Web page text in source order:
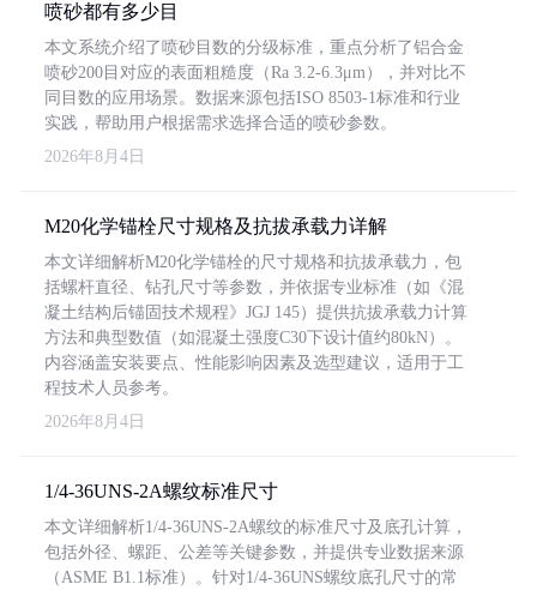
喷砂都有多少目
本文系统介绍了喷砂目数的分级标准，重点分析了铝合金
喷砂200目对应的表面粗糙度（Ra 3.2-6.3μm），并对比不
同目数的应用场景。数据来源包括ISO 8503-1标准和行业
实践，帮助用户根据需求选择合适的喷砂参数。
2026年8月4日
M20化学锚栓尺寸规格及抗拔承载力详解
本文详细解析M20化学锚栓的尺寸规格和抗拔承载力，包
括螺杆直径、钻孔尺寸等参数，并依据专业标准（如《混
凝土结构后锚固技术规程》JGJ 145）提供抗拔承载力计算
方法和典型数值（如混凝土强度C30下设计值约80kN）。
内容涵盖安装要点、性能影响因素及选型建议，适用于工
程技术人员参考。
2026年8月4日
1/4-36UNS-2A螺纹标准尺寸
本文详细解析1/4-36UNS-2A螺纹的标准尺寸及底孔计算，
包括外径、螺距、公差等关键参数，并提供专业数据来源
（ASME B1.1标准）。针对1/4-36UNS螺纹底孔尺寸的常